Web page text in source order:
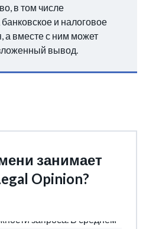
в том числе
и налоговое
а вместе с ним может
вывод.
занимает
Opinion?
запроса. В среднем